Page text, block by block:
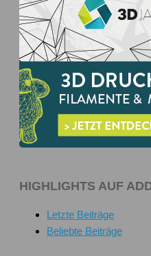
HIGHLIGHTS AUF
Letzte Beiträge
Beliebte Beiträge